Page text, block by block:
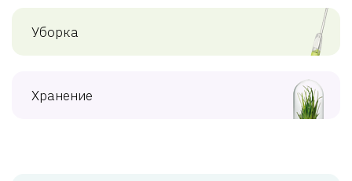
Уборка
Хранение